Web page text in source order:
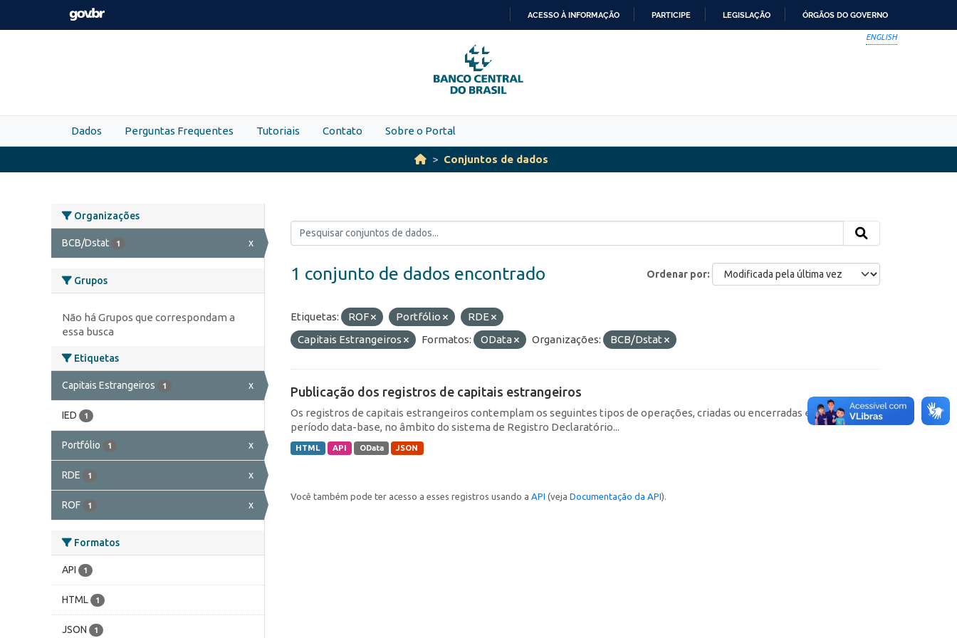
Skip to main content
PARA
O
CONTEÚDO
ACESSO À INFORMAÇÃO PARTICIPE LEGISLAÇÃO ÓRGÃOS DO GOVERNO
ENGLISH
Dados Perguntas Frequentes Tutoriais Contato Sobre o Portal
Conjuntos de dados
Organizações
BCB/Dstat 1 x
Grupos
Não há Grupos que correspondam a
essa busca
Etiquetas
Capitais Estrangeiros 1 x
IED 1
Portfólio 1 x
RDE 1 x
ROF 1 x
Formatos
API 1
HTML 1
JSON 1
Ordenar por
1 conjunto de dados encontrado
Etiquetas: ROF Portfólio
RDE
Capitais Estrangeiros
Formatos: OData Organizações: BCB/Dstat
Publicação dos registros de capitais estrangeiros
Os registros de capitais estrangeiros contemplam os seguintes tipos de operações, criadas ou encerradas em cada
período data-base, no âmbito do sistema de Registro Declaratório...
HTML API OData JSON
Você também pode ter acesso a esses registros usando a API (veja Documentação da API).